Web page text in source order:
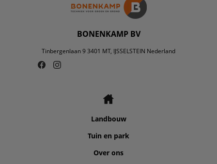
BONENKAMP BV
Tinbergenlaan 9 3401 MT, IJSSELSTEIN Nederland
Landbouw
Tuin en park
Over ons